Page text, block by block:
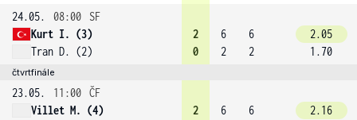
24.05.
08:00
SF
Kurt I. (3)
Tran D. (2)
2
0
6
2
6
2
2.05
1.70
čtvrtfinále
23.05. 11:00 ČF
Villet M. (4)
2
6
6
2.16